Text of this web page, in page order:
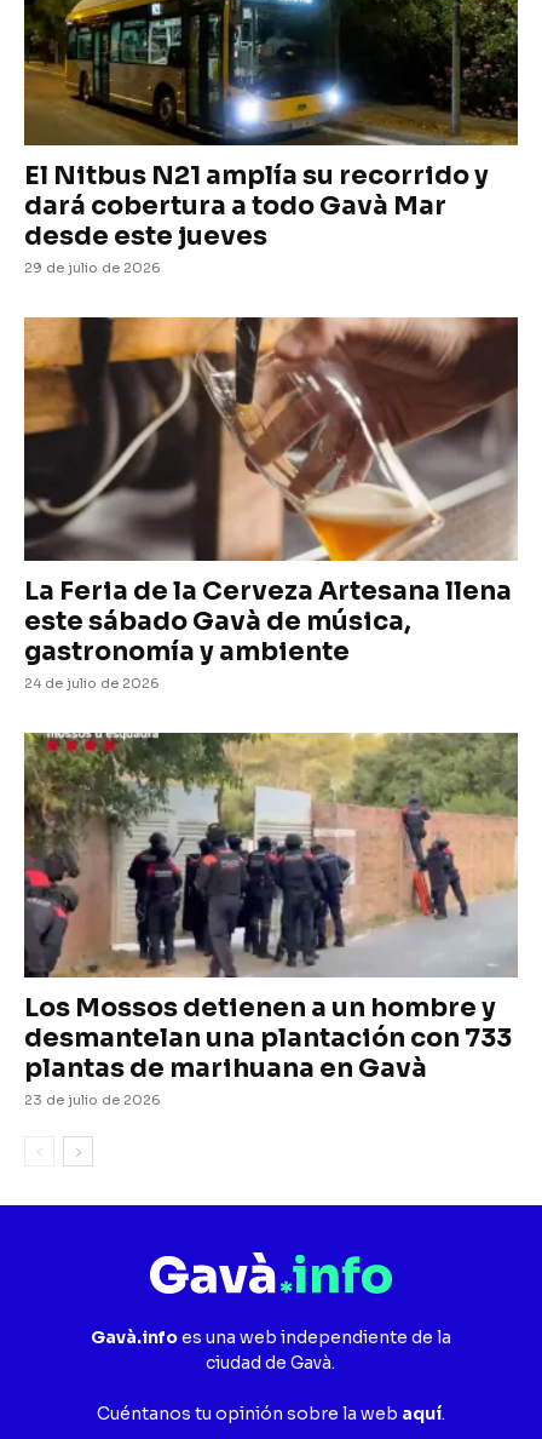
El Nitbus N21 amplía su recorrido y
dará cobertura a todo Gavà Mar
desde este jueves
29 de julio de 2026
La Feria de la Cerveza Artesana llena
este sábado Gavà de música,
gastronomía y ambiente
24 de julio de 2026
Los Mossos detienen a un hombre y
desmantelan una plantación con 733
plantas de marihuana en Gavà
23 de julio de 2026
Gavà.infoes una web independiente de la
ciudad de Gavà.
Cuéntanos tu opinión sobre la web aquí.